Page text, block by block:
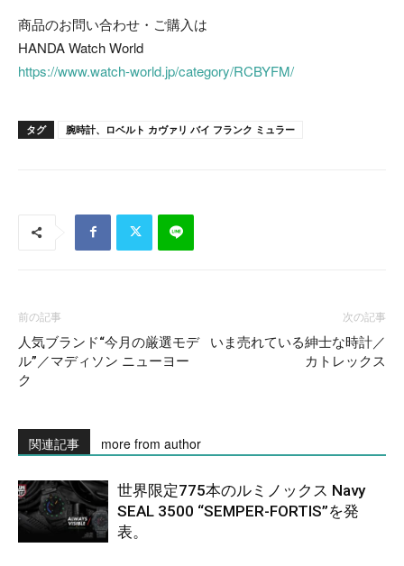
商品のお問い合わせ・ご購入は
HANDA Watch World
https://www.watch-world.jp/category/RCBYFM/
タグ 腕時計、ロベルト カヴァリ バイ フランク ミュラー
前の記事
人気ブランド“今月の厳選モデ
ル”／マディソン ニューヨー
ク
次の記事
いま売れている紳士な時計／
カトレックス
関連記事 more from author
世界限定775本のルミノックス Navy
SEAL 3500 “SEMPER-FORTIS”を発
表。